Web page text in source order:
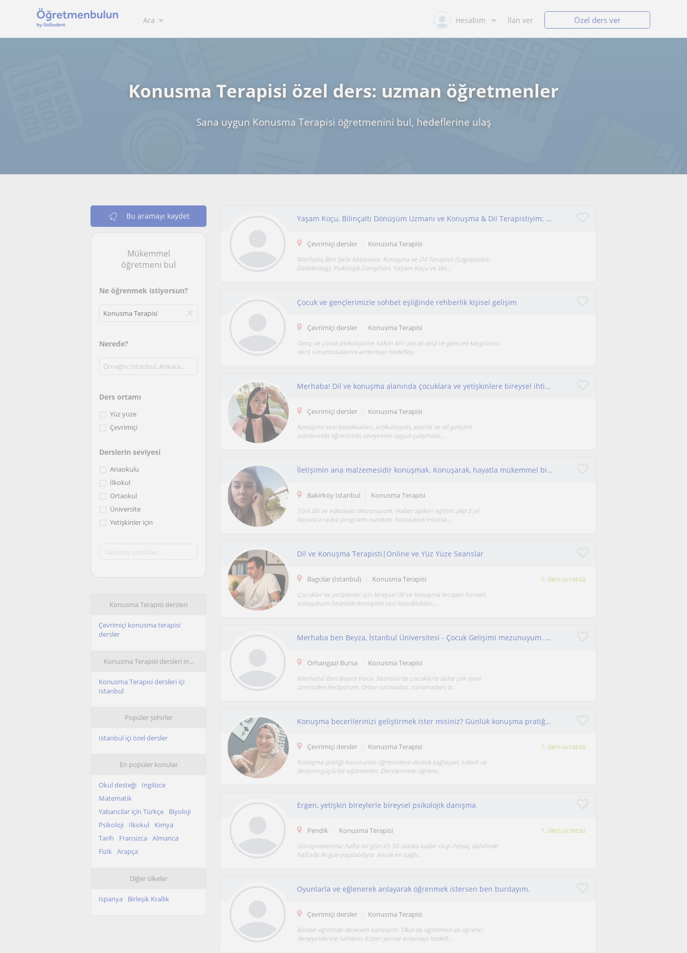
Ara Hesabım İlan ver Özel ders ver
Konusma Terapisi özel ders: uzman öğretmenler
Sana uygun Konusma Terapisi öğretmenini bul, hedeflerine ulaş
Bu aramayı kaydet
Mükemmel
öğretmeni bul
Ne öğrenmek istiyorsun?
Nerede?
Ders ortamı
Yüz yüze
Çevrimiçi
Derslerin seviyesi
Anaokulu
İlkokul
Ortaokul
Üniversite
Yetişkinler için
Konusma Terapisi dersleri
Çevrimiçi konusma terapisi
dersler
Konusma Terapisi dersleri in...
Konusma Terapisi dersleri içi
Istanbul
Popüler şehirler
Istanbul içi özel dersler
En popüler konular
Okul desteği
Ingilizce
Matematik
Yabancilar için Türkçe
Biyoloji
Psikoloji
Ilkokul
Kimya
Tarih
Fransizca
Almanca
Fizik Arapça
Diğer ülkeler
İspanya Birleşik Krallık
Yaşam Koçu, Bilinçaltı Dönüşüm Uzmanı ve Konuşma & Dil Terapistiyim; bireysel gelişim ve iletişim alanlarında danışmanlık sunuyor
Çevrimiçi dersler Konusma Terapisi
Merhaba,Ben Şəfa Abbasova. Konuşma ve Dil Terapisti (Logopedist-
Defektolog), Psikolojik Danışman, Yaşam Koçu ve Vel...
Çocuk ve gençlerimizle sohbet eşliğinde rehberlik kişisel gelişim
Çevrimiçi dersler Konusma Terapisi
Genç ve çocuk psikolojisine hakim biri olarak okul ve gelecek kaygılarını
ders sorumluluklarını arttırmayı hedefley...
Merhaba! Dil ve konuşma alanında çocuklara ve yetişkinlere bireysel ihtiyaçlarına uygun destek sunuyorum.
Çevrimiçi dersler Konusma Terapisi
Konuşma sesi bozuklukları, artikülasyon, akıcılık ve dil gelişimi
alanlarında öğrencinin seviyesine uygun çalışmala...
İletişimin ana malzemesidir konuşmak. Konuşarak, hayatla mükemmel bir bağ kurmak ister misiniz?
Bakirköy İstanbul Konusma Terapisi
Türk dili ve edebiyatı mezunuyum. Haber spikeri eğitimi alıp 5 yıl
boyunca radyo programı sundum. Konuşarak insanla...
Dil ve Konuşma Terapisti|Online ve Yüz Yüze Seanslar
Bagcilar (İstanbul) Konusma Terapisi 1. ders ücretsiz
Çocuklar ve yetişkinler için bireysel dil ve konuşma terapisi hizmeti
sunuyorum.Seanslar;konuşma sesi bozuklukları,...
Merhaba ben Beyza, İstanbul Üniversitesi - Çocuk Gelişimi mezunuyum. MEB'e bağlı özel çocuklar için eğitici sertifikasına sahibim.
Orhangazi Bursa Konusma Terapisi
Merhaba! Ben Beyza Hoca. Seanslarda çocuklarla daha çok oyun
üzerinden ilerliyorum. Onları sıkmadan, zorlamadan; b...
Konuşma becerilerinizi geliştirmek ister misiniz? Günlük konuşma pratiği yaparak akıcı ve özgüvenli konuşmanıza yardımcı oluyorum.
Çevrimiçi dersler Konusma Terapisi 1. ders ücretsiz
Konuşma pratiği konusunda öğrencilere destek sağlayan, sabırlı ve
iletişimi güçlü bir eğitmenim. Derslerimde öğrenc...
Ergen, yetişkin bireylerle bireysel psikolojik danışma
Pendik Konusma Terapisi 1. ders ücretsiz
Görüşmelerimiz hafta bir gün 45-50 dakika kadar olup ihtiyaç dahilinde
haftada iki gün yapılabiliyor ancak en sağlı...
Oyunlarla ve eğlenerek anlayarak öğrenmek istersen ben burdayım.
Çevrimiçi dersler Konusma Terapisi
Birebir eğitimde deneyim sahibiyim. Okul da öğretmen ve öğrenci
deneyimlerine sahibim. Ezber yerine anlamayı hedefl...